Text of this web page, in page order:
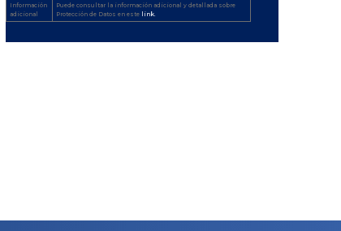
Información
adicional
Puede consultar la información adicional y detallada sobre
Protección de Datos en este
link.